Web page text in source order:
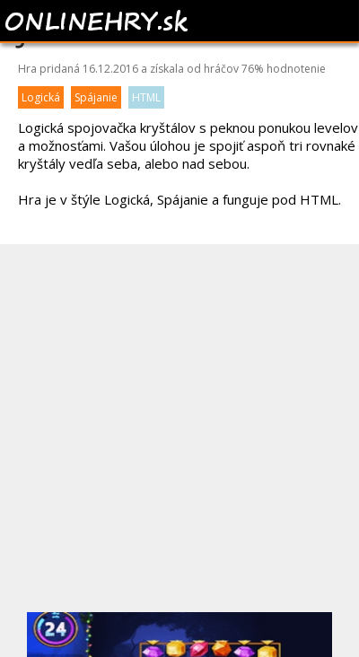
JEWEL ACADEMY
Hra pridaná 16.12.2016 a získala od hráčov76% hodnotenie
Logická
Spájanie HTML
Logická spojovačka kryštálov s peknou ponukou levelov
a možnosťami. Vašou úlohou je spojiť aspoň tri rovnaké
kryštály vedľa seba, alebo nad sebou.
Hra je v štýle Logická, Spájanie a funguje pod HTML.